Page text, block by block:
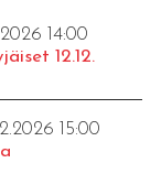
14:00
12.12.
15:00